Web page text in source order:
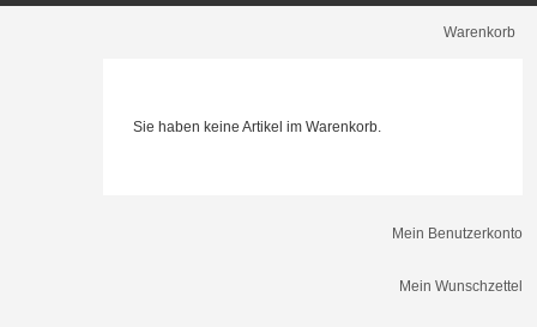
Warenkorb
Sie haben keine Artikel im Warenkorb.
Mein Benutzerkonto
Mein Wunschzettel